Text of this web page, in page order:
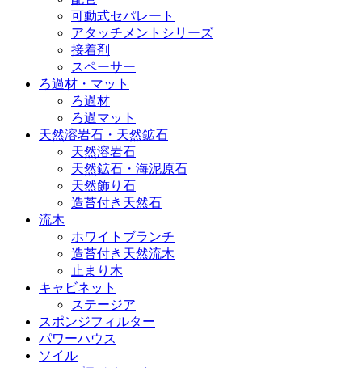
可動式セパレート
アタッチメントシリーズ
接着剤
スペーサー
ろ過材・マット
ろ過材
ろ過マット
天然溶岩石・天然鉱石
天然溶岩石
天然鉱石・海泥原石
天然飾り石
造苔付き天然石
流木
ホワイトブランチ
造苔付き天然流木
止まり木
キャビネット
ステージア
スポンジフィルター
パワーハウス
ソイル